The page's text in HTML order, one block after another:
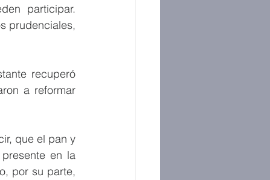
participar.
prudenciales,
recuperó
a reformar
que el pan y
en la
por su parte,